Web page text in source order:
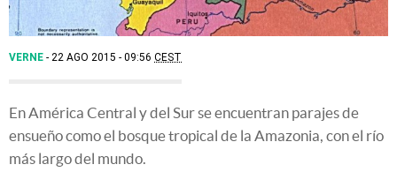
VERNE 22 AGO 2015 - 09:56 CEST
En América Central y del Sur se encuentran parajes de
ensueño como el bosque tropical de la Amazonia, con el río
más largo del mundo.